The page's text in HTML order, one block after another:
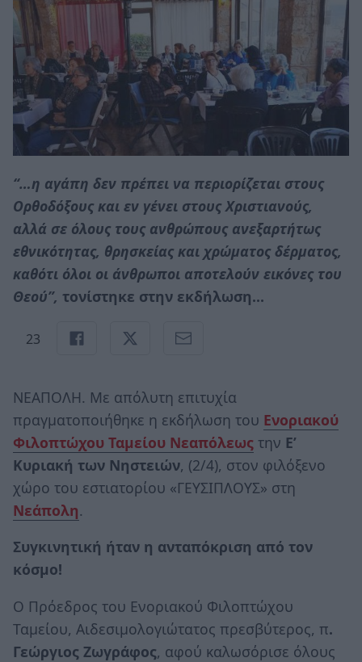
“…η αγάπη δεν πρέπει να περιορίζεται στους
Ορθοδόξους και εν γένει στους Χριστιανούς,
αλλά σε όλους τους ανθρώπους ανεξαρτήτως
εθνικότητας, θρησκείας και χρώματος δέρματος,
καθότι όλοι οι άνθρωποι αποτελούν εικόνες του
Θεού”, τονίστηκε στην εκδήλωση…
23
ΝΕΑΠΟΛΗ. Με απόλυτη επιτυχία
πραγματοποιήθηκε η εκδήλωση του Ενοριακού
Φιλοπτώχου Ταμείου Νεαπόλεως την Ε’
Κυριακή των Νηστειών, (2/4), στον φιλόξενο
χώρο του εστιατορίου «ΓΕΥΣΙΠΛΟΥΣ» στη
Νεάπολη.
Συγκινητική ήταν η ανταπόκριση από τον
κόσμο!
Ο Πρόεδρος του Ενοριακού Φιλοπτώχου
Ταμείου, Αιδεσιμολογιώτατος πρεσβύτερος, π.
Γεώργιος Ζωγράφος, αφού καλωσόρισε όλους